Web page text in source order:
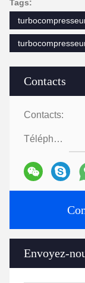
Contacts
Contacts:
Téléphone:
Envoyez-
Tags: